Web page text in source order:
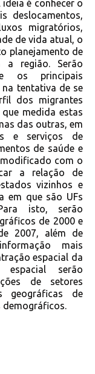
é conhecer o
deslocamentos,
migratórios,
de vida atual, o
planejamento de
a região. Serão
os principais
tentativa de se
dos migrantes
medida estas
das outras, em
e serviços de
de saúde e
com o
a relação de
vizinhos e
em que são UFs
isto, serão
de 2000 e
2007, além de
mais
espacial da
espacial serão
de setores
geográficas de
demográficos.